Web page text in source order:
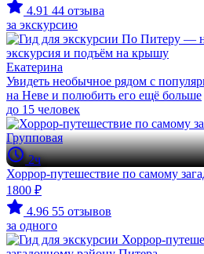
4.91 44 отзыва
за экскурсию
Екатерина
Увидеть необычное рядом с
на Неве и полюбить его ещё больше
до 15 человек
Групповая
2ч
Хоррор-путешествие по самому
1800 ₽
4.96 55 отзывов
за одного